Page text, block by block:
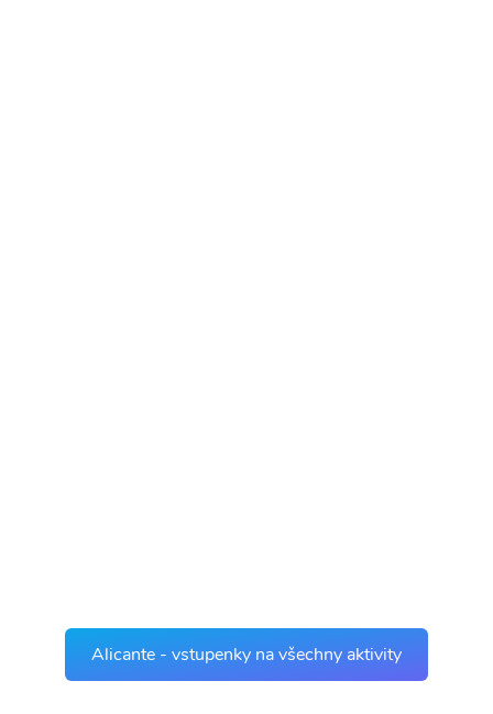
Alicante - vstupenky na všechny aktivity